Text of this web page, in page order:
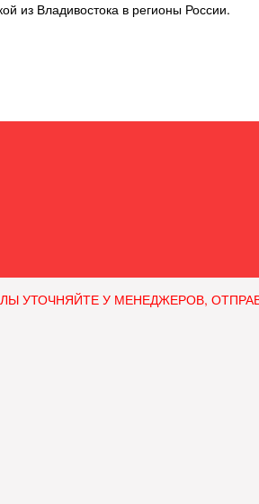
из Владивостока в регионы России.
У МЕНЕДЖЕРОВ,